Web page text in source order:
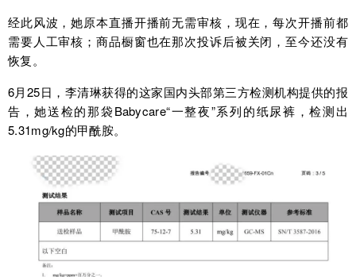
经此风波，她原本直播开播前无需审核，现在，每次开播前都
需要人工审核；商品橱窗也在那次投诉后被关闭，至今还没有
恢复。
6月25日，李清琳获得的这家国内头部第三方检测机构提供的报
告，她送检的那袋Babycare“一整夜”系列的纸尿裤，检测出
5.31mg/kg的甲酰胺。